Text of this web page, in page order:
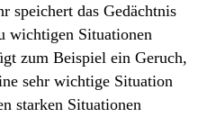
speichert das Gedächtnis
wichtigen Situationen
zum Beispiel ein Geruch,
sehr wichtige Situation
starken Situationen